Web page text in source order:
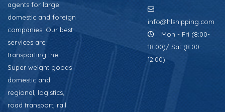
agents for large
domestic and foreign
companies. Our best
services are
transporting the
Super weight goods
domestic and
regional, logistics,
road transport, rail
info@hlshipping.com
Mon - Fri (8:00-
18:00)/ Sat (8:00-
12:00)